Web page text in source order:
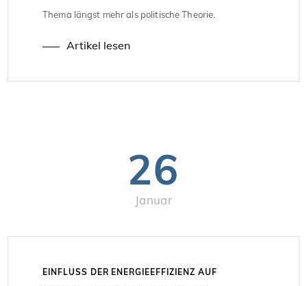
Thema längst mehr als politische Theorie.
Artikel lesen
26
Januar
EINFLUSS DER ENERGIEEFFIZIENZ AUF